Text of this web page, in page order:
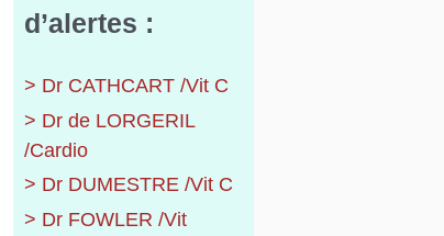
d’alertes :
> Dr CATHCART /Vit C
> Dr de LORGERIL
/Cardio
> Dr DUMESTRE /Vit C
> Dr FOWLER /Vit